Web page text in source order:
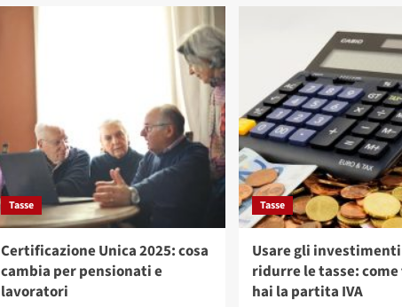
Tasse
Certificazione Unica 2025: cosa
cambia per pensionati e
lavoratori
Tasse
Usare gli
ridurre le tasse: come
hai la partita IVA